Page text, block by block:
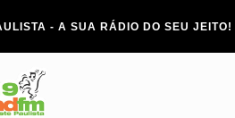
- A SUA RÁDIO DO SEU JEITO!